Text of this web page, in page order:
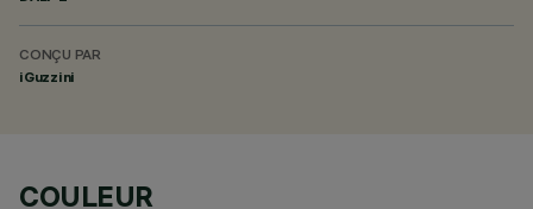
CONÇU PAR
iGuzzini
COULEUR